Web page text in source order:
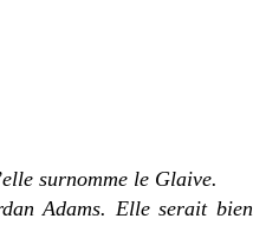
surnomme le Glaive.
Adams. Elle serait bien